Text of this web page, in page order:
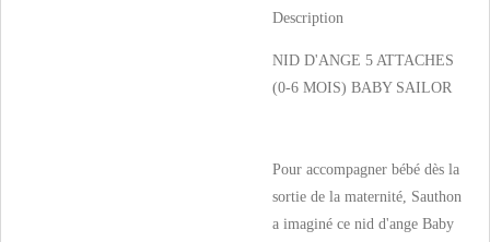
Description
NID D'ANGE 5 ATTACHES
(0-6 MOIS) BABY SAILOR
Pour accompagner bébé dès la
sortie de la maternité, Sauthon
a imaginé ce nid d'ange Baby